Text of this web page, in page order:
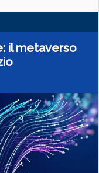
il metaverso